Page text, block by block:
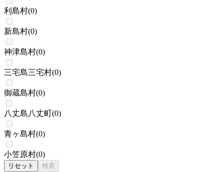
利島村(0)
新島村(0)
神津島村(0)
三宅島三宅村(0)
御蔵島村(0)
八丈島八丈町(0)
青ヶ島村(0)
小笠原村(0)
リセット 検索